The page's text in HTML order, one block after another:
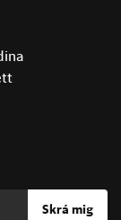
Skrá mig